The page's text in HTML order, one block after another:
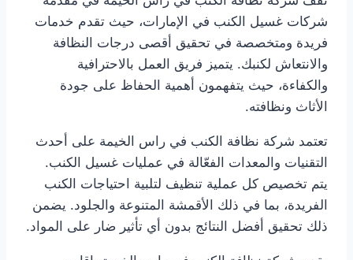
شركات غسيل الكنب في الإمارات، حيث تقدم خدمات
فريدة ومتخصصة في تحقيق أقصى درجات النظافة
والانتعاش لكنبك. يتميز فريق العمل بالاحترافية
والكفاءة، حيث يتفهمون أهمية الحفاظ على جودة
الأثاث ونظافته.
تعتمد شركة نظافة الكنب في راس الخيمة على أحدث
التقنيات والمعدات الفعّالة في عمليات غسيل الكنب.
يتم تخصيص كل عملية تنظيف لتلبية احتياجات الكنب
الفريدة، بما في ذلك الأقمشة المتنوعة والجلود. يضمن
ذلك تحقيق أفضل النتائج بدون أي تأثير ضار على المواد.